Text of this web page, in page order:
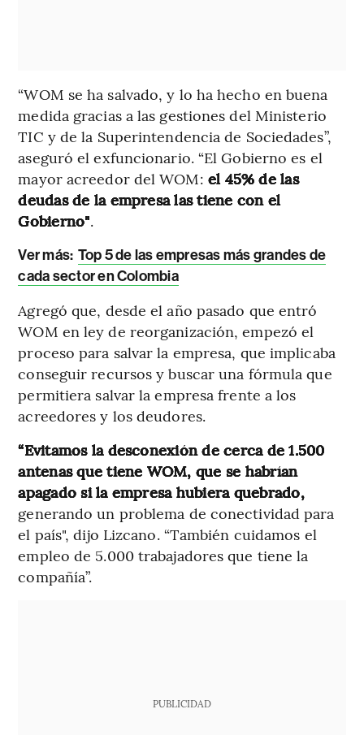
“WOM se ha salvado, y lo ha hecho en buena
medida gracias a las gestiones del Ministerio
TIC y de la Superintendencia de Sociedades”,
aseguró el exfuncionario. “El Gobierno es el
mayor acreedor del WOM: el 45% de las
deudas de la empresa las tiene con el
Gobierno".
Ver más: Top 5 de las empresas más grandes de
cada sector en Colombia
Agregó que, desde el año pasado que entró
WOM en ley de reorganización, empezó el
proceso para salvar la empresa, que implicaba
conseguir recursos y buscar una fórmula que
permitiera salvar la empresa frente a los
acreedores y los deudores.
“Evitamos la desconexión de cerca de 1.500
antenas que tiene WOM, que se habrían
apagado si la empresa hubiera quebrado,
generando un problema de conectividad para
el país", dijo Lizcano. “También cuidamos el
empleo de 5.000 trabajadores que tiene la
compañía”.
PUBLICIDAD